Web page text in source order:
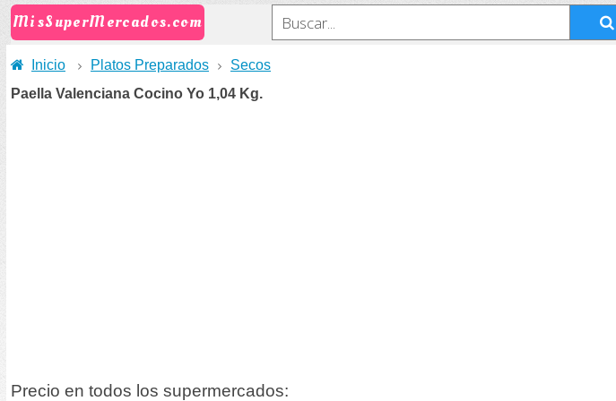
MisSuperMercados.com
Inicio Platos Preparados
Secos
Paella Valenciana Cocino Yo 1,04 Kg.
Precio en todos los supermercados: